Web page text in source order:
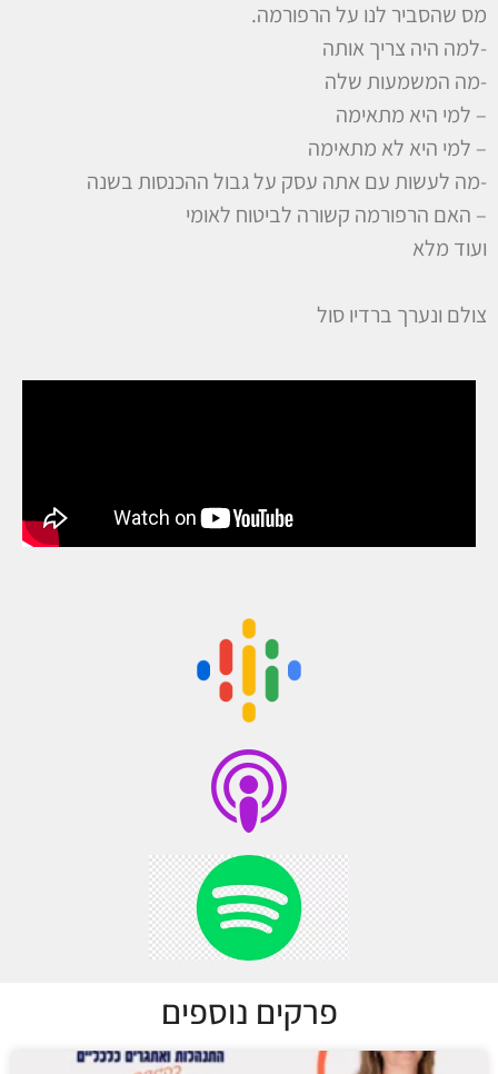
מס שהסביר לנו על הרפורמה.
-למה היה צריך אותה
-מה המשמעות שלה
– למי היא מתאימה
– למי היא לא מתאימה
-מה לעשות עם אתה עסק על גבול ההכנסות בשנה
– האם הרפורמה קשורה לביטוח לאומי
ועוד מלא
צולם ונערך ברדיו סול
פרקים נוספים